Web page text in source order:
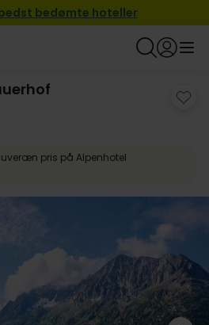
bedømte hoteller
pris på Alpenhotel